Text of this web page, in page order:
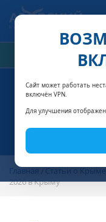
Сайт может работать
включён VPN.
Для улучшения
Главная Статьи о Крыме
2026 в Крыму